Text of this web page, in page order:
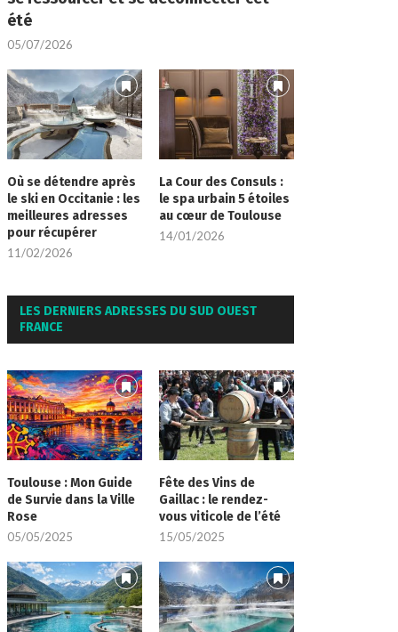
été
05/07/2026
Où se détendre après
le ski en Occitanie : les
meilleures adresses
pour récupérer
11/02/2026
La Cour des Consuls :
le spa urbain 5 étoiles
au cœur de Toulouse
14/01/2026
LES DERNIERS ADRESSES DU SUD OUEST
FRANCE
Toulouse : Mon Guide
de Survie dans la Ville
Rose
05/05/2025
Fête des Vins de
Gaillac : le rendez-
vous viticole de l’été
15/05/2025